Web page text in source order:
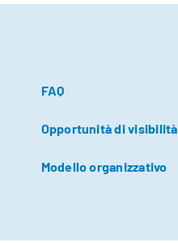
FAQ
Opportunità di visibilità
Modello organizzativo